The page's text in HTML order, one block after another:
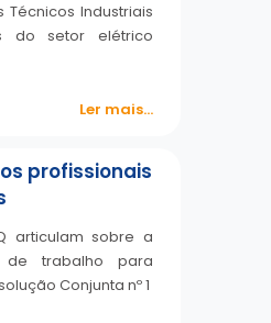
Industriais
do setor elétrico
Ler mais...
profissionais
articulam sobre a
trabalho para
Conjunta nº 1